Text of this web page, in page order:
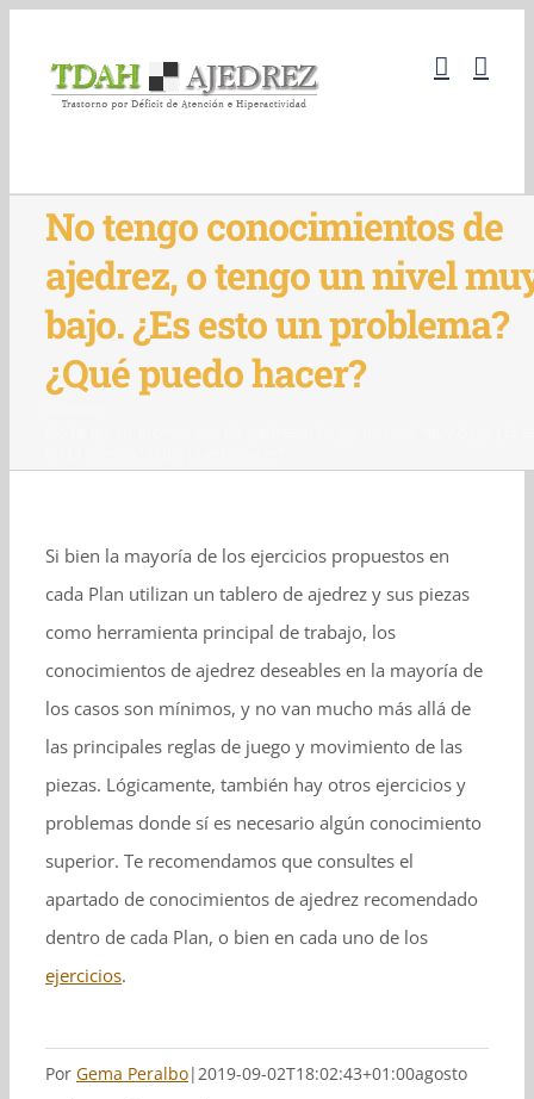
content
No tengo conocimientos de
ajedrez, o tengo un nivel
bajo. ¿Es esto un problema?
¿Qué puedo hacer?
Si bien la mayoría de los ejercicios propuestos en
cada Plan utilizan un tablero de ajedrez y sus piezas
como herramienta principal de trabajo, los
conocimientos de ajedrez deseables en la mayoría de
los casos son mínimos, y no van mucho más allá de
las principales reglas de juego y movimiento de las
piezas. Lógicamente, también hay otros ejercicios y
problemas donde sí es necesario algún conocimiento
superior. Te recomendamos que consultes el
apartado de conocimientos de ajedrez recomendado
dentro de cada Plan, o bien en cada uno de los
ejercicios.
Por Gema Peralbo|2019-09-02T18:02:43+01:00agosto